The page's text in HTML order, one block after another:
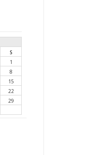
S
1
8
15
22
29